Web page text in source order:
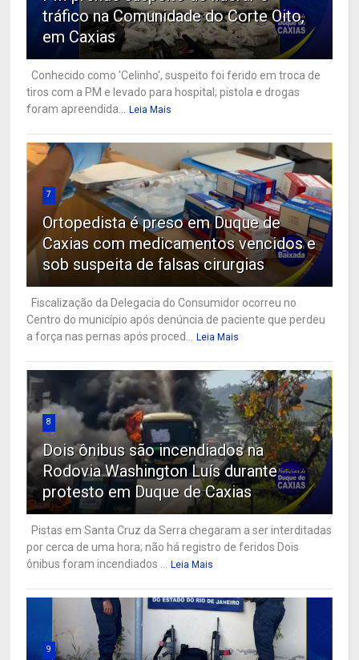
tráfico na Comunidade do Corte Oito,
em Caxias
Conhecido como 'Celinho', suspeito foi ferido em troca de
tiros com a PM e levado para hospital; pistola e drogas
foram apreendida... Leia Mais
7
Ortopedista é preso em Duque de
Caxias com medicamentos vencidos e
sob suspeita de falsas cirurgias
Fiscalização da Delegacia do Consumidor ocorreu no
Centro do município após denúncia de paciente que perdeu
a força nas pernas após proced... Leia Mais
8
Dois ônibus são incendiados na
Rodovia Washington Luís durante
protesto em Duque de Caxias
Pistas em Santa Cruz da Serra chegaram a ser interditadas
por cerca de uma hora; não há registro de feridos Dois
ônibus foram incendiados ... Leia Mais
9